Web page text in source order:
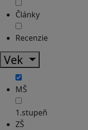
Články
Recenzie
Vek
MŠ
1.stupeň
ZŠ